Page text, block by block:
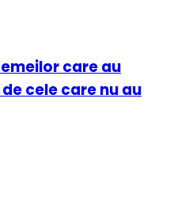
care au
cele care nu au